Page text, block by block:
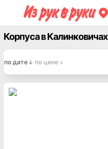
Корпуса в Калинковичах
по дате по цене